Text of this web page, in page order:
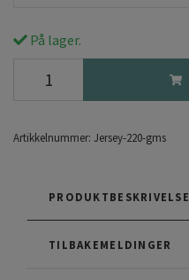
På lager.
Artikkelnummer: Jersey-220-gms
PRODUKTBESKRIVELSE
TILBAKEMELDINGER